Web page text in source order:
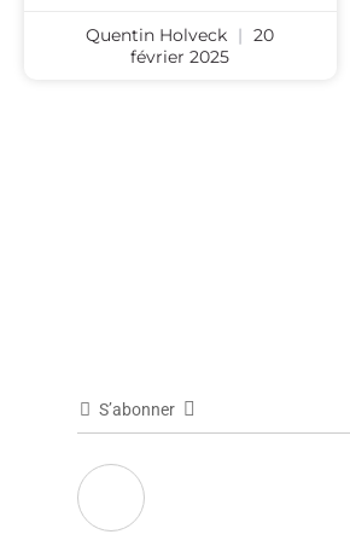
Quentin Holveck
20
février 2025
S’abonner